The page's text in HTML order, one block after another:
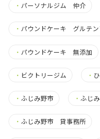
・ パーソナルジム 仲介
・ パウンドケーキ グルテン
・ パウンドケーキ 無添加
・ ビクトリージム ・
・ ふじみ野市 ・ふじ
・ ふじみ野市 貸事務所